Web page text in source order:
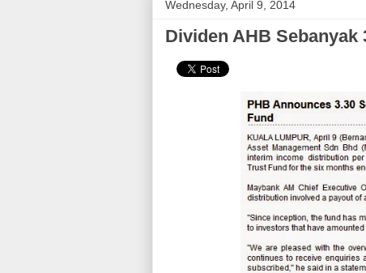
Wednesday, April 9, 2014
Dividen AHB Sebanyak